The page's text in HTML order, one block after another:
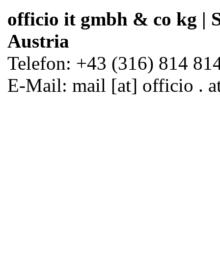
officio it gmbh & co kg |
Austria
Telefon: +43 (316) 814
E-Mail: mail [at] officio .